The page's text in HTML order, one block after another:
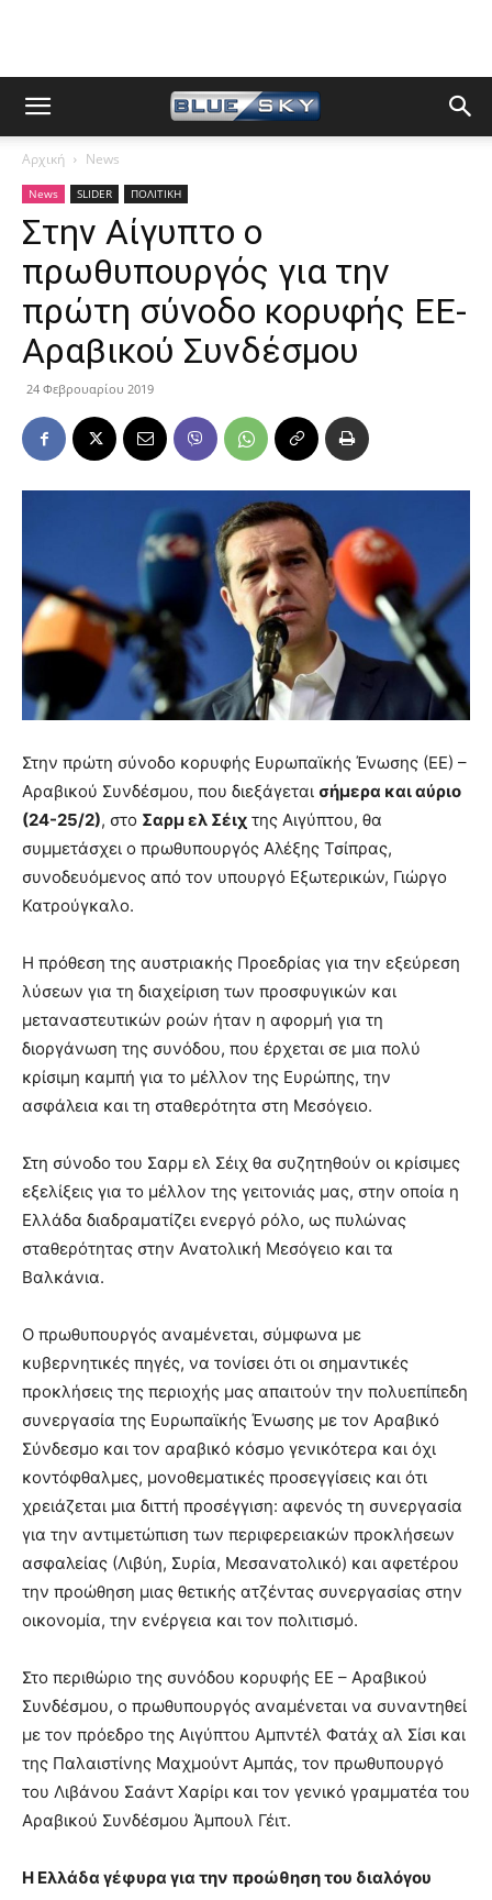
Αρχική News
News SLIDER ΠΟΛΙΤΙΚΗ
Στην Αίγυπτο ο
πρωθυπουργός για την
πρώτη σύνοδο κορυφής ΕΕ-
Αραβικού Συνδέσμου
24 Φεβρουαρίου 2019
Στην πρώτη σύνοδο κορυφής Ευρωπαϊκής Ένωσης (ΕΕ) –
Αραβικού Συνδέσμου, που διεξάγεται σήμερα και αύριο
(24-25/2), στο Σαρμ ελ Σέιχ της Αιγύπτου, θα
συμμετάσχει ο πρωθυπουργός Αλέξης Τσίπρας,
συνοδευόμενος από τον υπουργό Εξωτερικών, Γιώργο
Κατρούγκαλο.
Η πρόθεση της αυστριακής Προεδρίας για την εξεύρεση
λύσεων για τη διαχείριση των προσφυγικών και
μεταναστευτικών ροών ήταν η αφορμή για τη
διοργάνωση της συνόδου, που έρχεται σε μια πολύ
κρίσιμη καμπή για το μέλλον της Ευρώπης, την
ασφάλεια και τη σταθερότητα στη Μεσόγειο.
Στη σύνοδο του Σαρμ ελ Σέιχ θα συζητηθούν οι κρίσιμες
εξελίξεις για το μέλλον της γειτονιάς μας, στην οποία η
Ελλάδα διαδραματίζει ενεργό ρόλο, ως πυλώνας
σταθερότητας στην Ανατολική Μεσόγειο και τα
Βαλκάνια.
Ο πρωθυπουργός αναμένεται, σύμφωνα με
κυβερνητικές πηγές, να τονίσει ότι οι σημαντικές
προκλήσεις της περιοχής μας απαιτούν την πολυεπίπεδη
συνεργασία της Ευρωπαϊκής Ένωσης με τον Αραβικό
Σύνδεσμο και τον αραβικό κόσμο γενικότερα και όχι
κοντόφθαλμες, μονοθεματικές προσεγγίσεις και ότι
χρειάζεται μια διττή προσέγγιση: αφενός τη συνεργασία
για την αντιμετώπιση των περιφερειακών προκλήσεων
ασφαλείας (Λιβύη, Συρία, Μεσανατολικό) και αφετέρου
την προώθηση μιας θετικής ατζέντας συνεργασίας στην
οικονομία, την ενέργεια και τον πολιτισμό.
Στο περιθώριο της συνόδου κορυφής ΕΕ – Αραβικού
Συνδέσμου, ο πρωθυπουργός αναμένεται να συναντηθεί
με τον πρόεδρο της Αιγύπτου Αμπντέλ Φατάχ αλ Σίσι και
της Παλαιστίνης Μαχμούντ Αμπάς, τον πρωθυπουργό
του Λιβάνου Σαάντ Χαρίρι και τον γενικό γραμματέα του
Αραβικού Συνδέσμου Άμπουλ Γέιτ.
Η Ελλάδα γέφυρα για την προώθηση του διαλόγου